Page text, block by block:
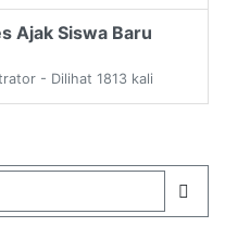
Ajak Siswa Baru
- Dilihat 1813 kali